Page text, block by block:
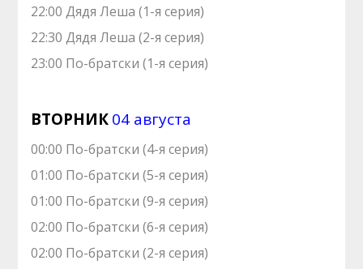
22:00 Дядя Леша (1-я серия)
22:30 Дядя Леша (2-я серия)
23:00 По-братски (1-я серия)
ВТОРНИК04 августа
00:00 По-братски (4-я серия)
01:00 По-братски (5-я серия)
01:00 По-братски (9-я серия)
02:00 По-братски (6-я серия)
02:00 По-братски (2-я серия)